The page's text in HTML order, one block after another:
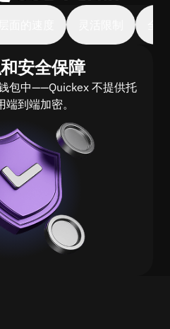
安全保障
包中——Quickex 不提供托
到端加密。